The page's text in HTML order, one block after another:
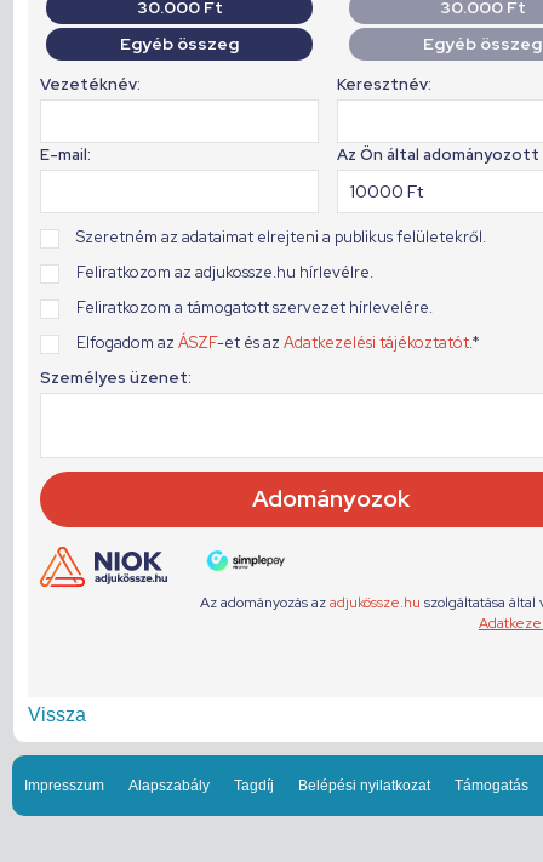
Vissza
Impresszum Alapszabály Tagdíj Belépési nyilatkozat Támogatás